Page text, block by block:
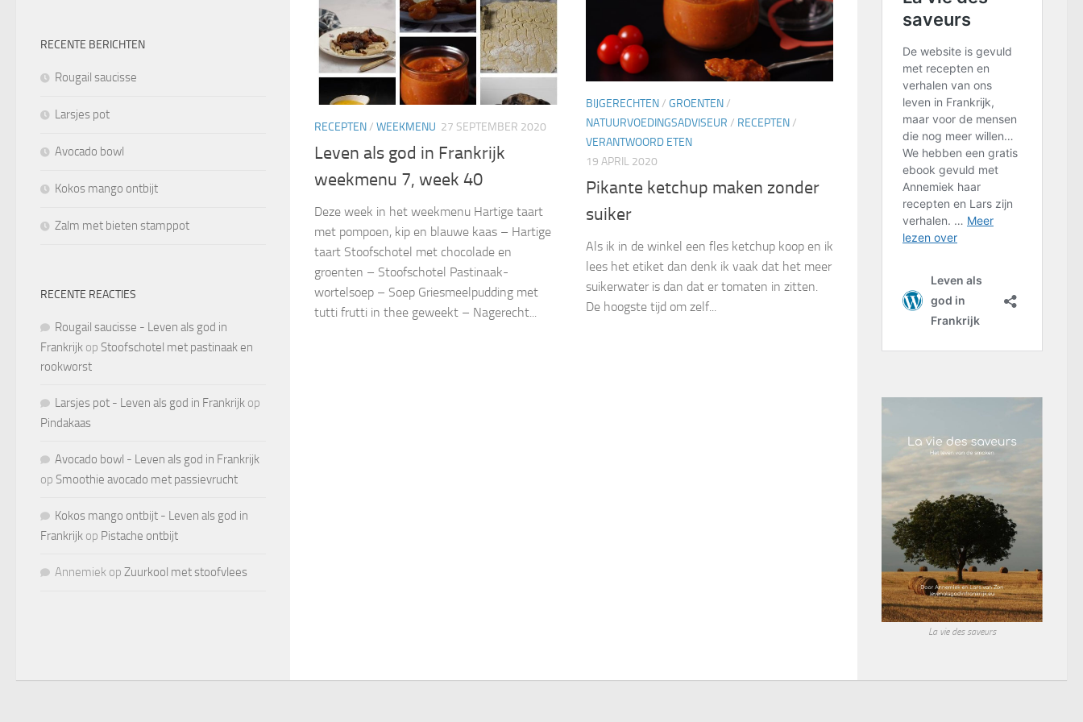
RECEPTEN/ WEEKMENU 27 SEPTEMBER 2020
Leven als god in Frankrijk
weekmenu 7, week 40
Deze week in het weekmenu Hartige taart
met pompoen, kip en blauwe kaas – Hartige
taart Stoofschotel met chocolade en
groenten – Stoofschotel Pastinaak-
wortelsoep – Soep Griesmeelpudding met
tutti frutti in thee geweekt – Nagerecht...
BIJGERECHTEN/ GROENTEN/
NATUURVOEDINGSADVISEUR / RECEPTEN/
VERANTWOORD ETEN
19 APRIL 2020
Pikante ketchup maken zonder
suiker
Als ik in de winkel een fles ketchup koop en ik
lees het etiket dan denk ik vaak dat het meer
suikerwater is dan dat er tomaten in zitten.
De hoogste tijd om zelf...
RECENTE BERICHTEN
Rougail saucisse
Larsjes pot
Avocado bowl
Kokos mango ontbijt
Zalm met bieten stamppot
RECENTE REACTIES
Rougail saucisse - Leven als god in
Frankrijk op Stoofschotel met pastinaak en
rookworst
Larsjes pot - Leven als god in Frankrijk op
Pindakaas
Avocado bowl - Leven als god in Frankrijk
op Smoothie avocado met passievrucht
Kokos mango ontbijt - Leven als god in
Frankrijk op Pistache ontbijt
Annemiek op Zuurkool met stoofvlees
La vie des saveurs